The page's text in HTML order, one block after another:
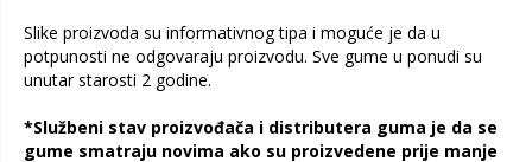
Slike proizvoda su informativnog tipa i moguće je da u
potpunosti ne odgovaraju proizvodu. Sve gume u ponudi su
unutar starosti 2 godine.
*Službeni stav proizvođača i distributera guma je da se
gume smatraju novima ako su proizvedene prije manje